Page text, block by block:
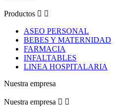
Productos  
ASEO PERSONAL
BEBES Y MATERNIDAD
FARMACIA
INFALTABLES
LINEA HOSPITALARIA
Nuestra empresa
Nuestra empresa  